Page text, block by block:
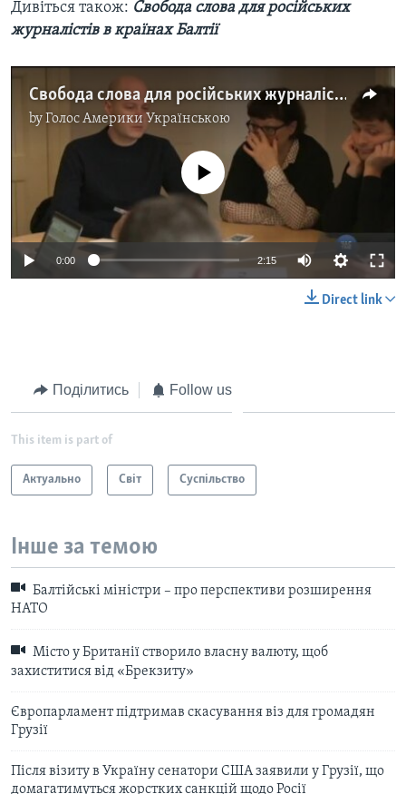
Дивіться також: Свобода слова для російських
журналістів в країнах Балтії
Свобода слова для російських журналістів в країнах Балтії. Відео
byГолос Америки Українською
No media source currently available
0:00 2:15
Direct link
Поділитись Follow us
This item is part of
Актуально Світ Суспільство
Інше за темою
Балтійські міністри – про перспективи розширення
НАТО
Місто у Британії створило власну валюту, щоб
захиститися від «Брекзиту»
Європарламент підтримав скасування віз для громадян
Грузії
Після візиту в Україну сенатори США заявили у Грузії, що
домагатимуться жорстких санкцій щодо Росії